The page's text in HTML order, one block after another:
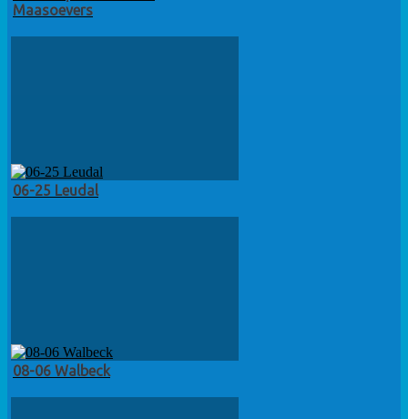
Maasoevers
06-25 Leudal
08-06 Walbeck